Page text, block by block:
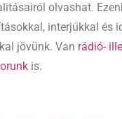
olvashat.
interjúkkal és
jövünk. Van rádió-
is.